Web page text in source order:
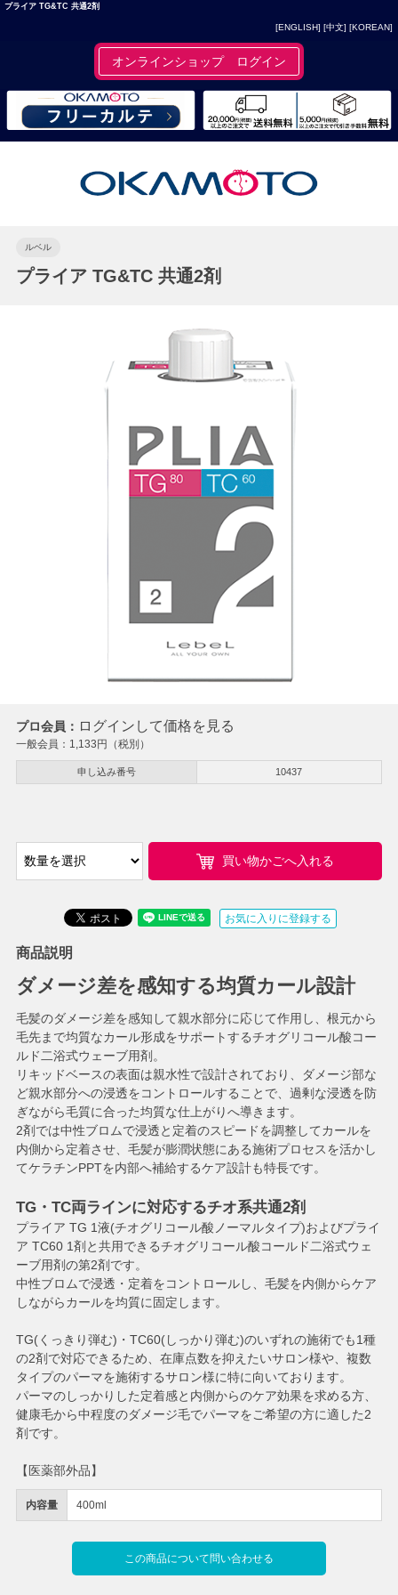
プライア TG&TC 共通2剤
[ENGLISH] [中文] [KOREAN]
オンラインショップ ログイン
ルベル
プライア TG&TC 共通2剤
プロ会員： ログインして価格を見る
一般会員： 1,133円（税別）
申し込み番号 10437
内容量 400ml
買い物かごへ入れる
お気に入りに登録する
この商品について問い合わせる
商品説明
ダメージ差を感知する均質カール設計
毛髪のダメージ差を感知して親水部分に応じて作用し、根元から
毛先まで均質なカール形成をサポートするチオグリコール酸コー
ルド二浴式ウェーブ用剤。
リキッドベースの表面は親水性で設計されており、ダメージ部な
ど親水部分への浸透をコントロールすることで、過剰な浸透を防
ぎながら毛質に合った均質な仕上がりへ導きます。
2剤では中性ブロムで浸透と定着のスピードを調整してカールを
内側から定着させ、毛髪が膨潤状態にある施術プロセスを活かし
てケラチンPPTを内部へ補給するケア設計も特長です。
TG・TC両ラインに対応するチオ系共通2剤
プライア TG 1液(チオグリコール酸ノーマルタイプ)およびプライ
ア TC60 1剤と共用できるチオグリコール酸コールド二浴式ウェ
ーブ用剤の第2剤です。
中性ブロムで浸透・定着をコントロールし、毛髪を内側からケア
しながらカールを均質に固定します。
TG(くっきり弾む)・TC60(しっかり弾む)のいずれの施術でも1種
の2剤で対応できるため、在庫点数を抑えたいサロン様や、複数
タイプのパーマを施術するサロン様に特に向いております。
パーマのしっかりした定着感と内側からのケア効果を求める方、
健康毛から中程度のダメージ毛でパーマをご希望の方に適した2
剤です。
【医薬部外品】